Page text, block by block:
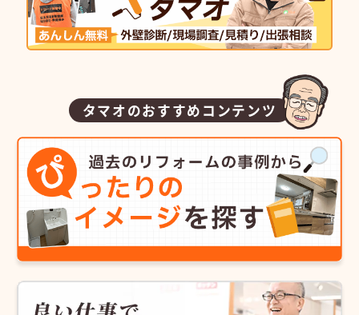
タマオのおすすめコンテンツ